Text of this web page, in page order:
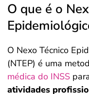
O que é o
O Nexo Técnico
(NTEP) é uma
médica do INSS
atividades